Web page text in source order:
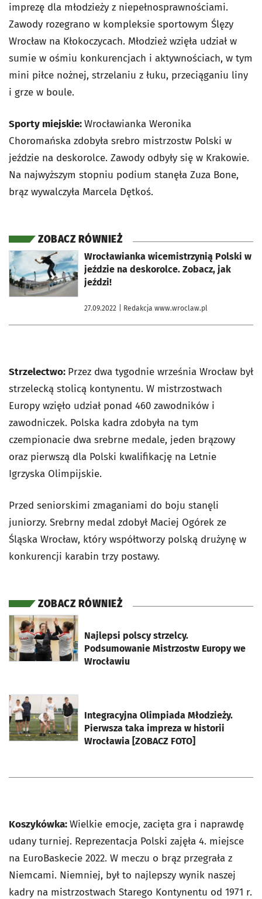
imprezę dla młodzieży z niepełnosprawnościami.
Zawody rozegrano w kompleksie sportowym Ślęzy
Wrocław na Kłokoczycach. Młodzież wzięła udział w
sumie w ośmiu konkurencjach i aktywnościach, w tym
mini piłce nożnej, strzelaniu z łuku, przeciąganiu liny
i grze w boule.
Sporty miejskie:Wrocławianka Weronika
Choromańska zdobyła srebro mistrzostw Polski w
jeździe na deskorolce. Zawody odbyły się w Krakowie.
Na najwyższym stopniu podium stanęła Zuza Bone,
brąz wywalczyła Marcela Dętkoś.
ZOBACZ RÓWNIEŻ
Wrocławianka wicemistrzynią Polski w
jeździe na deskorolce. Zobacz, jak
jeździ!
27.09.2022 | Redakcja www.wroclaw.pl
otworzy się w nowej karcie
Strzelectwo: Przez dwa tygodnie września Wrocław był
strzelecką stolicą kontynentu. W mistrzostwach
Europy wzięło udział ponad 460 zawodników i
zawodniczek. Polska kadra zdobyła na tym
czempionacie dwa srebrne medale, jeden brązowy
oraz pierwszą dla Polski kwalifikację na Letnie
Igrzyska Olimpijskie.
Przed seniorskimi zmaganiami do boju stanęli
juniorzy. Srebrny medal zdobył Maciej Ogórek ze
Śląska Wrocław, który współtworzy polską drużynę w
konkurencji karabin trzy postawy.
ZOBACZ RÓWNIEŻ
Najlepsi polscy strzelcy.
Podsumowanie Mistrzostw Europy we
Wrocławiu
otworzy się w nowej karcie
Integracyjna Olimpiada Młodzieży.
Pierwsza taka impreza w historii
Wrocławia [ZOBACZ FOTO]
otworzy się w nowej karcie
Koszykówka:Wielkie emocje, zacięta gra i naprawdę
udany turniej. Reprezentacja Polski zajęła 4. miejsce
na EuroBaskecie 2022. W meczu o brąz przegrała z
Niemcami. Niemniej, był to najlepszy wynik naszej
kadry na mistrzostwach Starego Kontynentu od 1971 r.